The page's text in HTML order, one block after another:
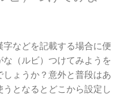
などを記載する場合に便
（ルビ）つけてみようを
ょうか？意外と普段はあ
となるとどこから設定し